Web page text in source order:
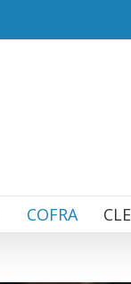
COFRA